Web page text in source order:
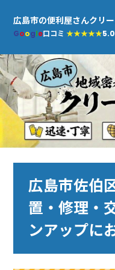
広島市の便利屋さんクリ
Google口コミ★★★★★5.0
広島市佐伯
置・修理・
ンアップに